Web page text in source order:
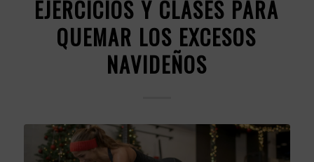
EJERCICIOS Y CLASES PARA
QUEMAR LOS EXCESOS
NAVIDEÑOS